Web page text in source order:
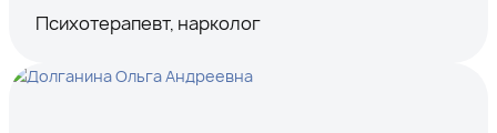
Психотерапевт, нарколог